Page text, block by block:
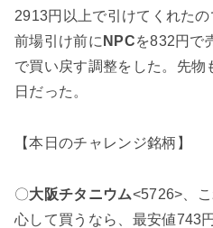
2913円以上で引けてくれた
前場引け前に NPCを832円で
で買い戻す調整をした。先物
日だった。
【本日のチャレンジ銘柄】
〇大阪チタニウム<5726>、
心して買うなら、最安値743